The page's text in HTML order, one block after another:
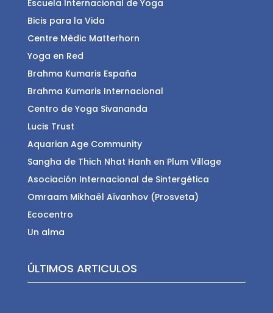
Escuela Internacional de Yoga
Bicis para la Vida
Centre Mèdic Matterhorn
Yoga en Red
Brahma Kumaris España
Brahma Kumaris Internacional
Centro de Yoga Sivananda
Lucis Trust
Aquarian Age Community
Sangha de Thich Nhat Hanh en Plum Village
Asociación Internacional de Sintergética
Omraam Mikhaël Aïvanhov (Prosveta)
Ecocentro
Un alma
ÚLTIMOS ARTICULOS